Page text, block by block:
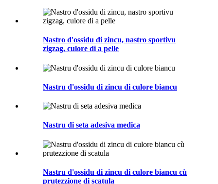
Nastro d'ossidu di zincu, nastro sportivu
zigzag, culore di a pelle
Nastru d'ossidu di zincu di culore biancu
Nastru di seta adesiva medica
Nastru d'ossidu di zincu di culore biancu cù
prutezzione di scatula